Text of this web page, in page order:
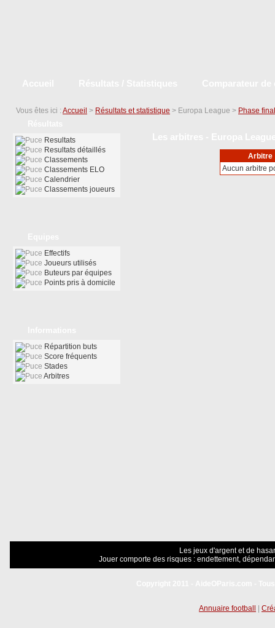
Vous êtes ici : Accueil > Résultats et statistique > Europa League > Phase
Arbitre
Aucun arbitre
Resultats
Resultats détaillés
Classements
Classements ELO
Calendrier
Classements joueurs
Effectifs
Joueurs utilisés
Buteurs par équipes
Points pris à domicile
Répartition buts
Score fréquents
Stades
Arbitres
Les jeux d'argent et de
Jouer comporte des risques : endettement,
Annuaire football